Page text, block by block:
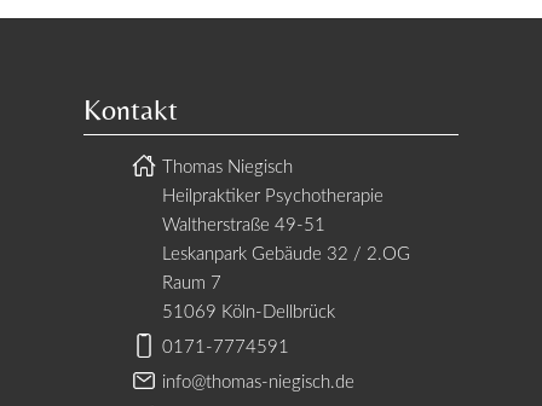
Kontakt
Thomas Niegisch
Heilpraktiker Psychotherapie
Waltherstraße 49-51
Leskanpark Gebäude 32 / 2.OG
Raum 7
51069 Köln-Dellbrück
0171-7774591
info@thomas-niegisch.de